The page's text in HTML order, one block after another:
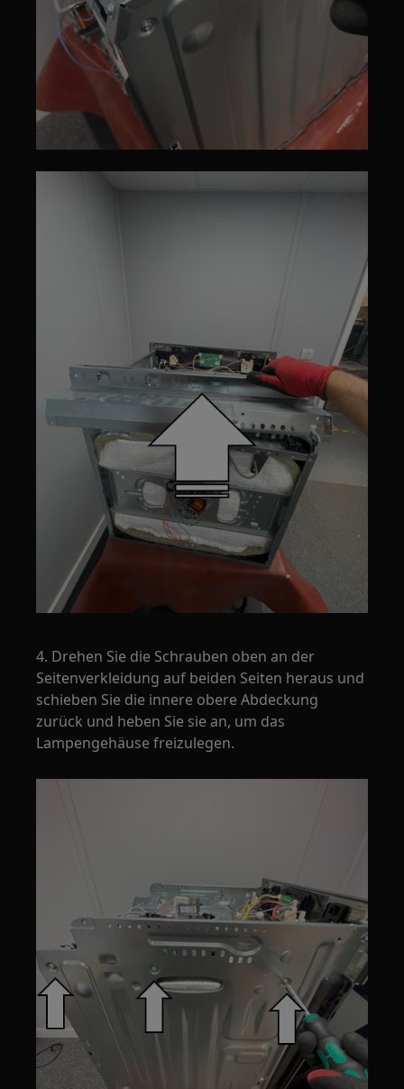
4. Drehen Sie die Schrauben oben an der
Seitenverkleidung auf beiden Seiten heraus und
schieben Sie die innere obere Abdeckung
zurück und heben Sie sie an, um das
Lampengehäuse freizulegen.